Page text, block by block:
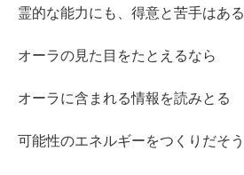
霊的な能力にも、得意と苦手はある
オーラの見た目をたとえるなら
オーラに含まれる情報を読みとる
可能性のエネルギーをつくりだそう